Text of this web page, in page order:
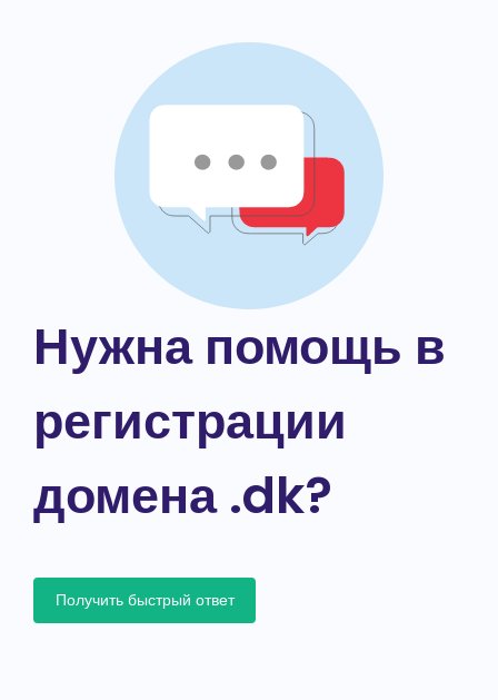
Нужна помощь в
регистрации
домена .dk?
Получить быстрый ответ